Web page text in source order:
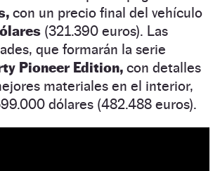
con un precio final del vehículo
(321.390 euros). Las
que formarán la serie
Pioneer Edition, con detalles
materiales en el interior,
dólares (482.488 euros).